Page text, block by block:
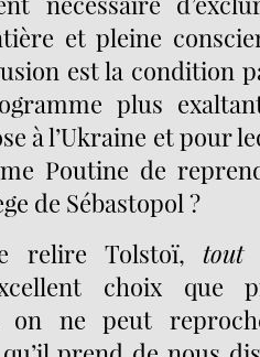
et pleine
est la condition
plus
à l’Ukraine et pour
Poutine de
de Sébastopol ?
relire Tolstoï,tout
choix que
ne peut